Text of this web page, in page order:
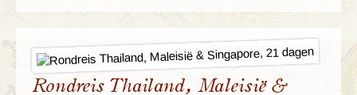
Rondreis Thailand, Maleisië &